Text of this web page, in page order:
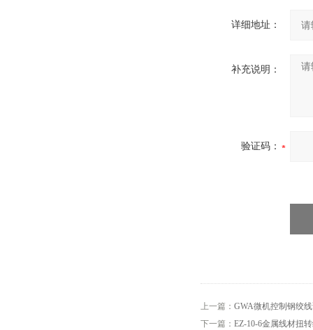
详细地址：
补充说明：
验证码：
上一篇： GWA微机控制钢绞
下一篇： EZ-10-6金属线材扭